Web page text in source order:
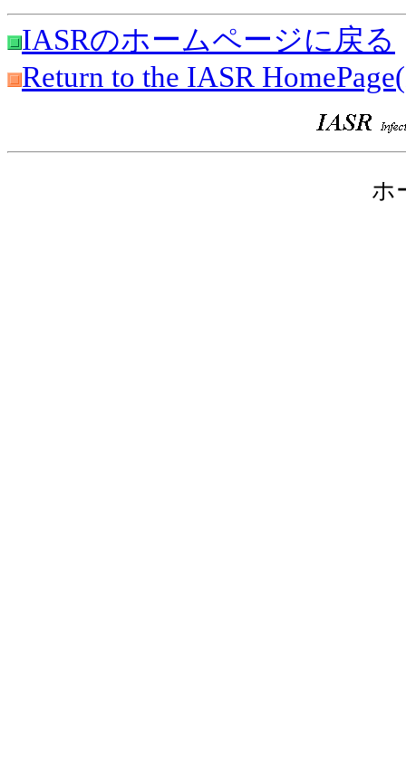
IASRのホームページに戻る
Return to the IASR
ホ